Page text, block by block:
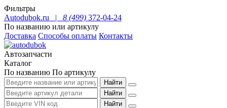
Фильтры
Autodubok.ru |
8 (499) 372-04-24
По названию или артикулу
Доставка Способы оплаты Контакты
Автозапчасти
Каталог
По названию По артикулу
Найти
Найти
Найти